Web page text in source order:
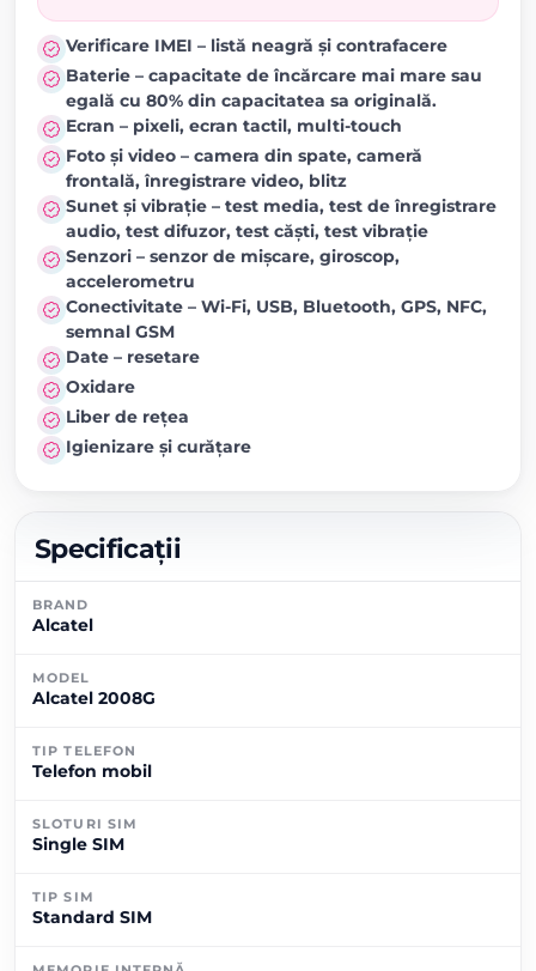
Verificare IMEI – listă neagră și contrafacere
Baterie – capacitate de încărcare mai mare sau
egală cu 80% din capacitatea sa originală.
Ecran – pixeli, ecran tactil, multi-touch
Foto și video – camera din spate, cameră
frontală, înregistrare video, blitz
Sunet și vibrație – test media, test de înregistrare
audio, test difuzor, test căști, test vibrație
Senzori – senzor de mișcare, giroscop,
accelerometru
Conectivitate – Wi-Fi, USB, Bluetooth, GPS, NFC,
semnal GSM
Date – resetare
Oxidare
Liber de rețea
Igienizare și curățare
Specificații
BRAND
Alcatel
MODEL
Alcatel 2008G
TIP TELEFON
Telefon mobil
SLOTURI SIM
Single SIM
TIP SIM
Standard SIM